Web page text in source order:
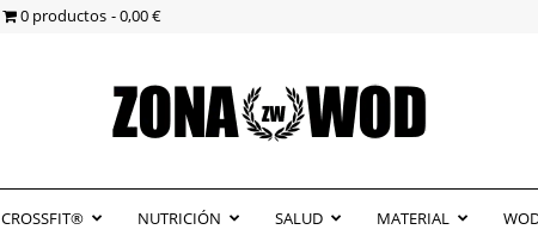
0 productos 0,00 €
ZonaWOD
CROSSFIT® NUTRICIÓN SALUD MATERIAL